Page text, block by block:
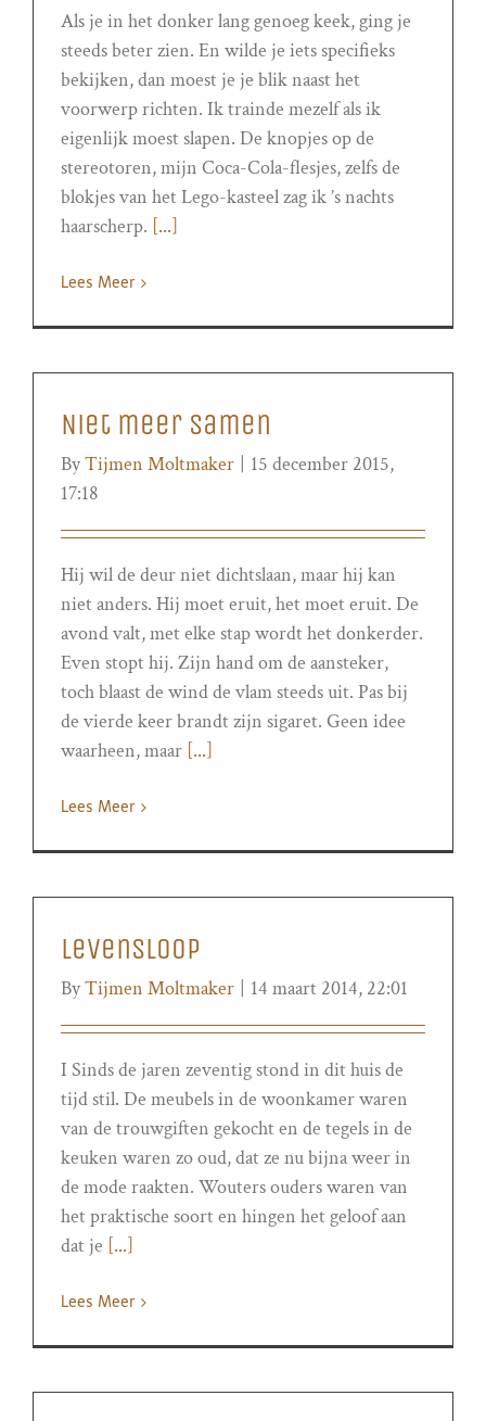
Als je in het donker lang genoeg keek, ging je
steeds beter zien. En wilde je iets specifieks
bekijken, dan moest je je blik naast het
voorwerp richten. Ik trainde mezelf als ik
eigenlijk moest slapen. De knopjes op de
stereotoren, mijn Coca-Cola-flesjes, zelfs de
blokjes van het Lego-kasteel zag ik ’s nachts
haarscherp. [...]
Lees Meer
Niet meer samen
ByTijmen Moltmaker
15 december 2015,
17:18
Hij wil de deur niet dichtslaan, maar hij kan
niet anders. Hij moet eruit, het moet eruit. De
avond valt, met elke stap wordt het donkerder.
Even stopt hij. Zijn hand om de aansteker,
toch blaast de wind de vlam steeds uit. Pas bij
de vierde keer brandt zijn sigaret. Geen idee
waarheen, maar [...]
Lees Meer
Levensloop
ByTijmen Moltmaker 14 maart 2014, 22:01
I Sinds de jaren zeventig stond in dit huis de
tijd stil. De meubels in de woonkamer waren
van de trouwgiften gekocht en de tegels in de
keuken waren zo oud, dat ze nu bijna weer in
de mode raakten. Wouters ouders waren van
het praktische soort en hingen het geloof aan
dat je [...]
Lees Meer